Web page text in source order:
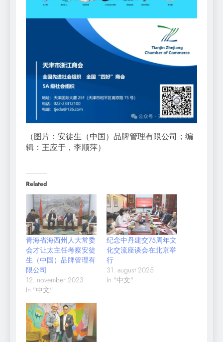
（图片：安徒生（中国）品牌管理有限公司；编
辑：王应于，李顺萍）
Related
青海省海西州人大常委
会才让太主任考察安徒
生（中国）品牌管理有
限公司
12. november 2023
In "中文"
纪念中丹建交75周年文
化交流座谈会在北京举
行
31. august 2025
In "中文"